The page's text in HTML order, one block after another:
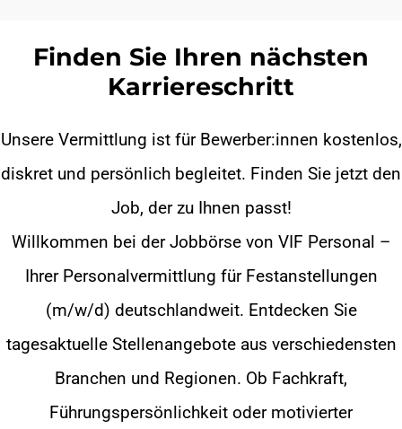
Finden Sie Ihren nächsten
Karriereschritt
Unsere Vermittlung ist für Bewerber:innen kostenlos,
diskret und persönlich begleitet. Finden Sie jetzt den
Job, der zu Ihnen passt!
Willkommen bei der Jobbörse von VIF Personal –
Ihrer Personalvermittlung für Festanstellungen
(m/w/d) deutschlandweit. Entdecken Sie
tagesaktuelle Stellenangebote aus verschiedensten
Branchen und Regionen. Ob Fachkraft,
Führungspersönlichkeit oder motivierter